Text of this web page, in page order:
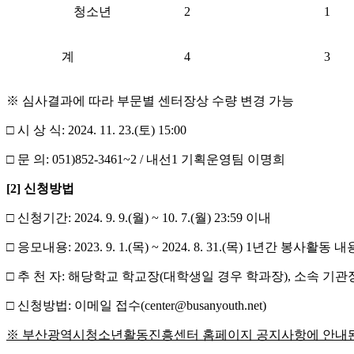
청소년 2 1
계 4 3
※ 심사결과에 따라 부문별 센터장상 수량 변경 가능
□ 시 상 식: 2024. 11. 23.(토) 15:00
□ 문 의: 051)852-3461~2 / 내선1 기획운영팀 이명희
[2] 신청방법
□ 신청기간: 2024. 9. 9.(월) ~ 10. 7.(월) 23:59 이내
□ 응모내용: 2023. 9. 1.(목) ~ 2024. 8. 31.(목) 1년간 봉사활동 내
□ 추 천 자: 해당학교 학교장(대학생일 경우 학과장), 소속 기관
□ 신청방법: 이메일 접수(center@busanyouth.net)
※ 부산광역시청소년활동진흥센터 홈페이지 공지사항에 안내